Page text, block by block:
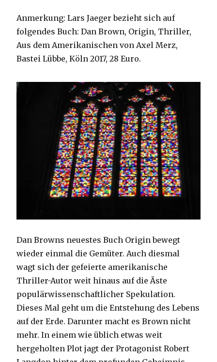
Anmerkung: Lars Jaeger bezieht sich auf
folgendes Buch: Dan Brown, Origin, Thriller,
Aus dem Amerikanischen von Axel Merz,
Bastei Lübbe, Köln 2017, 28 Euro.
Dan Browns neuestes Buch Origin bewegt
wieder einmal die Gemüter. Auch diesmal
wagt sich der gefeierte amerikanische
Thriller-Autor weit hinaus auf die Äste
populärwissenschaftlicher Spekulation.
Dieses Mal geht um die Entstehung des Lebens
auf der Erde. Darunter macht es Brown nicht
mehr. In einem wie üblich etwas weit
hergeholten Plot jagt der Protagonist Robert